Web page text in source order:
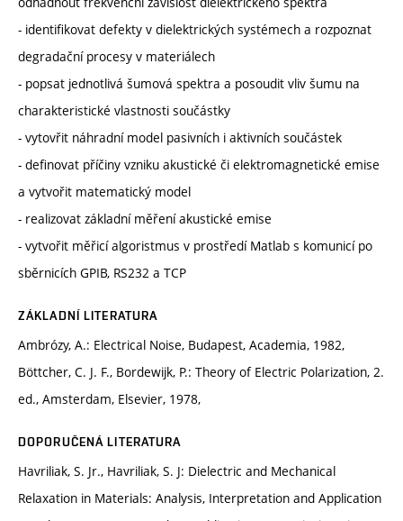
- identifikovat defekty v dielektrických systémech a rozpoznat
degradační procesy v materiálech
- popsat jednotlivá šumová spektra a posoudit vliv šumu na
charakteristické vlastnosti součástky
- vytovřit náhradní model pasivních i aktivních součástek
- definovat příčiny vzniku akustické či elektromagnetické emise
a vytvořit matematický model
- realizovat základní měření akustické emise
- vytvořit měřicí algoristmus v prostředí Matlab s komunicí po
sběrnicích GPIB, RS232 a TCP
ZÁKLADNÍ LITERATURA
Ambrózy, A.: Electrical Noise, Budapest, Academia, 1982,
Böttcher, C. J. F., Bordewijk, P.: Theory of Electric Polarization, 2.
ed., Amsterdam, Elsevier, 1978,
DOPORUČENÁ LITERATURA
Havriliak, S. Jr., Havriliak, S. J: Dielectric and Mechanical
Relaxation in Materials: Analysis, Interpretation and Application